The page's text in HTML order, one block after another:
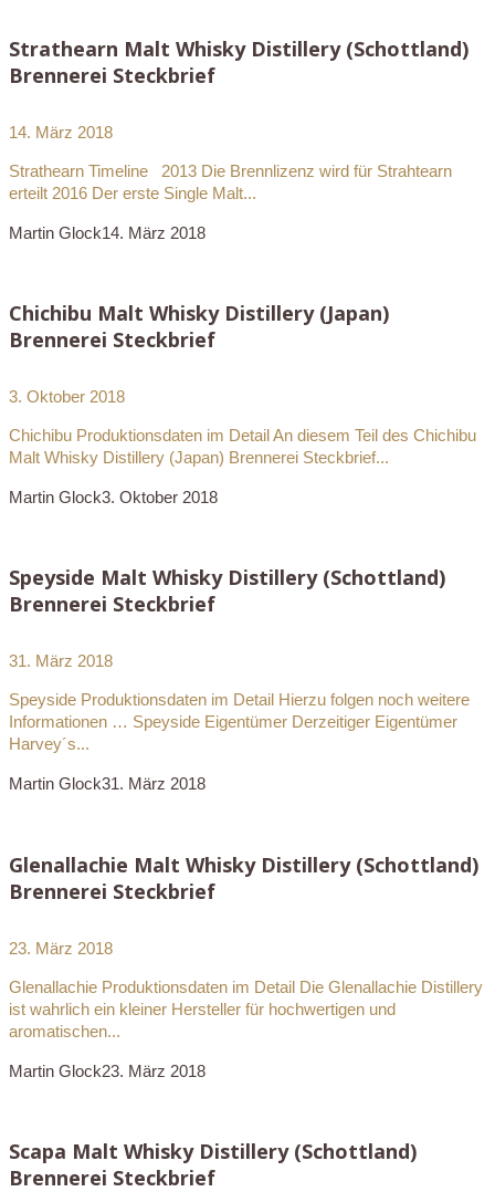
Strathearn Malt Whisky Distillery (Schottland)
Brennerei Steckbrief
14. März 2018
Strathearn Timeline 2013 Die Brennlizenz wird für Strahtearn
erteilt 2016 Der erste Single Malt...
Martin Glock14. März 2018
Chichibu Malt Whisky Distillery (Japan)
Brennerei Steckbrief
3. Oktober 2018
Chichibu Produktionsdaten im Detail An diesem Teil des Chichibu
Malt Whisky Distillery (Japan) Brennerei Steckbrief...
Martin Glock3. Oktober 2018
Speyside Malt Whisky Distillery (Schottland)
Brennerei Steckbrief
31. März 2018
Speyside Produktionsdaten im Detail Hierzu folgen noch weitere
Informationen … Speyside Eigentümer Derzeitiger Eigentümer
Harvey´s...
Martin Glock31. März 2018
Glenallachie Malt Whisky Distillery (Schottland)
Brennerei Steckbrief
23. März 2018
Glenallachie Produktionsdaten im Detail Die Glenallachie Distillery
ist wahrlich ein kleiner Hersteller für hochwertigen und
aromatischen...
Martin Glock23. März 2018
Scapa Malt Whisky Distillery (Schottland)
Brennerei Steckbrief